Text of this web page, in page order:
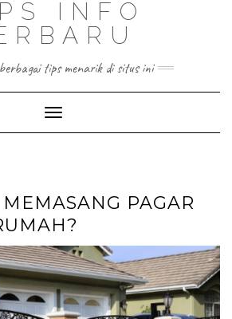
INFO
tips menarik di situs ini
Toggle
Navigation
PAGAR